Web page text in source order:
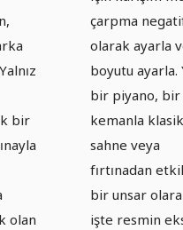
bir
olan
notalar
çarpma
olarak ayarla
boyutu ayarla.
bir piyano, bir
kemanla
sahne veya
fırtınadan
bir unsar
işte resmin